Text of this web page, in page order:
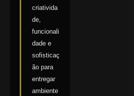
criativida
de,
funcionali
dade e
sofisticaç
ão para
entregar
ambiente